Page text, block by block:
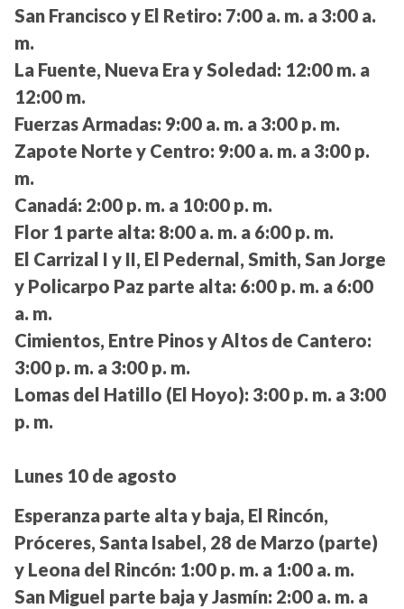
San Francisco y El Retiro: 7:00 a. m. a 3:00 a.
m.
La Fuente, Nueva Era y Soledad: 12:00 m. a
12:00 m.
Fuerzas Armadas: 9:00 a. m. a 3:00 p. m.
Zapote Norte y Centro: 9:00 a. m. a 3:00 p.
m.
Canadá: 2:00 p. m. a 10:00 p. m.
Flor 1 parte alta: 8:00 a. m. a 6:00 p. m.
El Carrizal I y II, El Pedernal, Smith, San Jorge
y Policarpo Paz parte alta: 6:00 p. m. a 6:00
a. m.
Cimientos, Entre Pinos y Altos de Cantero:
3:00 p. m. a 3:00 p. m.
Lomas del Hatillo (El Hoyo): 3:00 p. m. a 3:00
p. m.
Lunes 10 de agosto
Esperanza parte alta y baja, El Rincón,
Próceres, Santa Isabel, 28 de Marzo (parte)
y Leona del Rincón: 1:00 p. m. a 1:00 a. m.
San Miguel parte baja y Jasmín: 2:00 a. m. a